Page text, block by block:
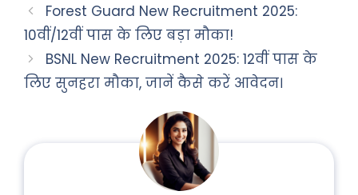
Forest Guard New Recruitment 2025:
10वीं/12वीं पास के लिए बड़ा मौका!
BSNL New Recruitment 2025: 12वीं पास के
लिए सुनहरा मौका, जानें कैसे करें आवेदन।